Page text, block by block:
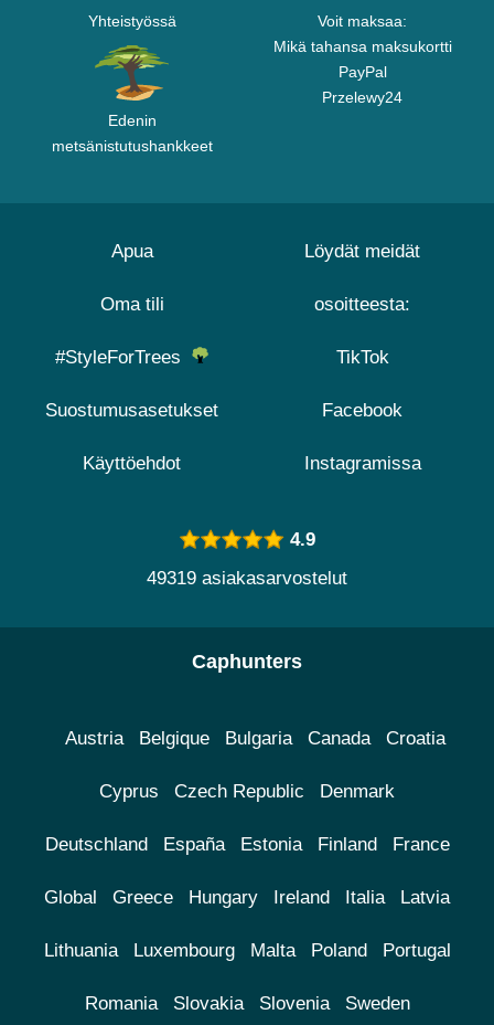
Yhteistyössä
Edenin
metsänistutushankkeet
Voit maksaa:
Mikä tahansa maksukortti
PayPal
Przelewy24
Apua
Oma tili
#StyleForTrees
Suostumusasetukset
Käyttöehdot
Löydät meidät
osoitteesta:
TikTok
Facebook
Instagramissa
4.9
49319 asiakasarvostelut
Caphunters
Austria Belgique Bulgaria Canada Croatia
Cyprus Czech Republic Denmark
Deutschland España Estonia Finland France
Global Greece Hungary Ireland Italia Latvia
Lithuania Luxembourg Malta Poland Portugal
Romania Slovakia Slovenia Sweden